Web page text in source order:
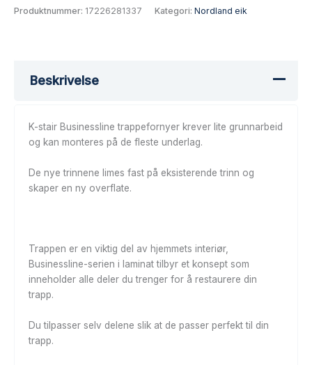
Produktnummer: 17226281337 Kategori: Nordland eik
Beskrivelse
K-stair Businessline trappefornyer krever lite grunnarbeid
og kan monteres på de fleste underlag.
De nye trinnene limes fast på eksisterende trinn og
skaper en ny overflate.
Trappen er en viktig del av hjemmets interiør,
Businessline-serien i laminat tilbyr et konsept som
inneholder alle deler du trenger for å restaurere din
trapp.
Du tilpasser selv delene slik at de passer perfekt til din
trapp.